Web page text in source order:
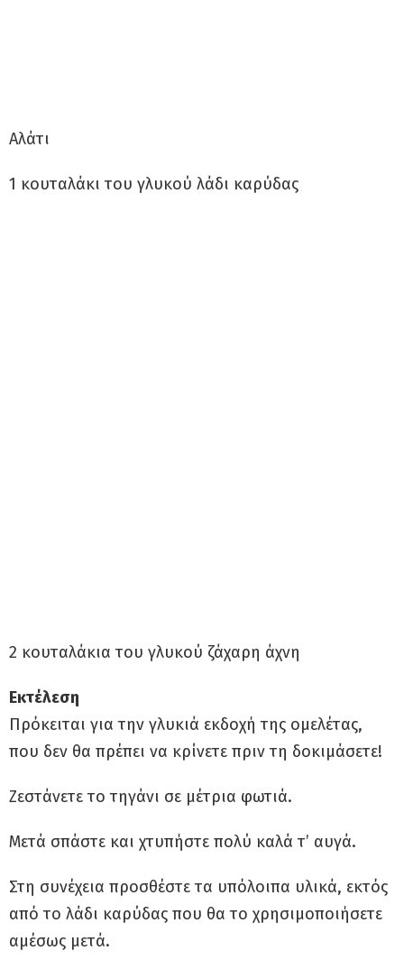
Αλάτι
1 κουταλάκι του γλυκού λάδι καρύδας
2 κουταλάκια του γλυκού ζάχαρη άχνη
Εκτέλεση
Πρόκειται για την γλυκιά εκδοχή της ομελέτας,
που δεν θα πρέπει να κρίνετε πριν τη δοκιμάσετε!
Ζεστάνετε το τηγάνι σε μέτρια φωτιά.
Μετά σπάστε και χτυπήστε πολύ καλά τ’ αυγά.
Στη συνέχεια προσθέστε τα υπόλοιπα υλικά, εκτός
από το λάδι καρύδας που θα το χρησιμοποιήσετε
αμέσως μετά.